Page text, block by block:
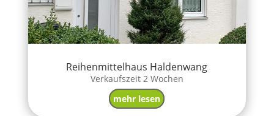
Reihenmittelhaus Haldenwang
Verkaufszeit 2 Wochen
mehr lesen